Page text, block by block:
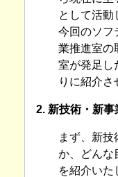
として活動
今回のソフ
業推進室の
室が発足し
りに紹介さ
2. 新技術・新
まず、新
か、どんな
を紹介いた